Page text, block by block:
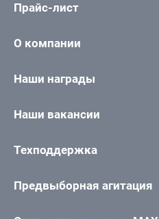
Прайс-лист
О компании
Наши награды
Наши вакансии
Техподдержка
Предвыборная агитация